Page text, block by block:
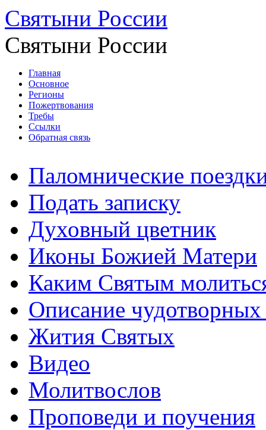
Святыни России
Святыни России
Главная
Основное
Регионы
Пожертвования
Требы
Ссылки
Обратная связь
Паломнические
Подать записку
Духовный цветник
Иконы Божией Матери
Каким Святым
Описание
Жития Святых
Видео
Молитвослов
Проповеди и поучения